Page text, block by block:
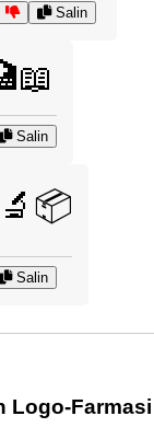
Salin
Salin
Salin
Logo-Farmasi